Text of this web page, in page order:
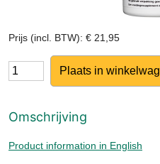
Prijs (incl. BTW): € 21,95
Aantal
Omschrijving
Product information in English